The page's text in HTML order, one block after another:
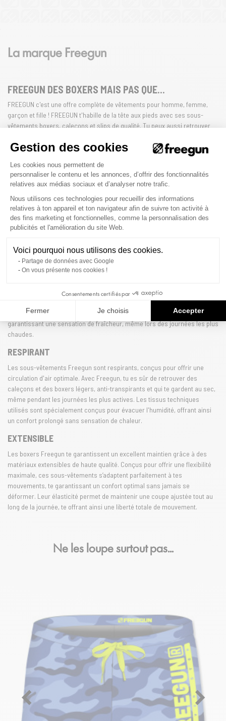
La marque Freegun
FREEGUN DES BOXERS MAIS PAS QUE...
FREEGUN c'est une offre complète de vêtements pour homme, femme,
garçon et fille ! FREEGUN t'habille de la tête aux pieds avec ses sous-
vêtements boxers, caleçons et slips de qualité. Tu peux aussi retrouver
NEVER STOP !
HOMME FEMME ENFANT
La qualité Freegun
CONFORT
Les matières de qualité de Freegun, coton et microfibre, offriront à tes
l'innovation de la marque, Freegun combine légèreté et durabilité, pour
que chaque pièce soit agréable à porter, toute la journée. Les matériaux
respirants permettent une régulation optimale de la température, te
garantissant une sensation de fraîcheur, même lors des journées les plus
chaudes.
RESPIRANT
Les sous-vêtements Freegun sont respirants, conçus pour offrir une
circulation d'air optimale. Avec Freegun, tu es sûr de retrouver des
caleçons et des boxers légers, anti-transpirants et qui te gardent au sec,
même pendant les journées les plus actives. Les tissus techniques
utilisés sont spécialement conçus pour évacuer l'humidité, offrant ainsi
un confort prolongé sans sensation de chaleur.
EXTENSIBLE
Les boxers Freegun te garantissent un excellent maintien grâce à des
matériaux extensibles de haute qualité. Conçus pour offrir une flexibilité
maximale, ces sous-vêtements s’adaptent parfaitement à tes
mouvements, te garantissant un confort optimal sans jamais se
déformer. Leur élasticité permet de maintenir une coupe ajustée tout au
long de la journée, te offrant ainsi une liberté totale de mouvement.
Ne les loupe surtout pas…
Gestion des cookies
Plateforme de Gestion du
Les cookies nous permettent de
personnaliser le contenu et les annonces, d’offrir des fonctionnalités
relatives aux médias sociaux et d’analyser notre trafic.
Nous utilisons ces technologies pour recueillir des informations
relatives à ton appareil et ton navigateur afin de suivre ton activité à
des fins marketing et fonctionnelles, comme la personnalisation des
publicités et l'amélioration du site Web.
Voici pourquoi nous utilisons des cookies.
Partage de données avec Google
On vous présente nos cookies !
Consentements certifiés par
Fermer Je choisis Accepter
Axeptio consent